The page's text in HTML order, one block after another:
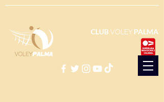
CLUBVOLEY PALMA